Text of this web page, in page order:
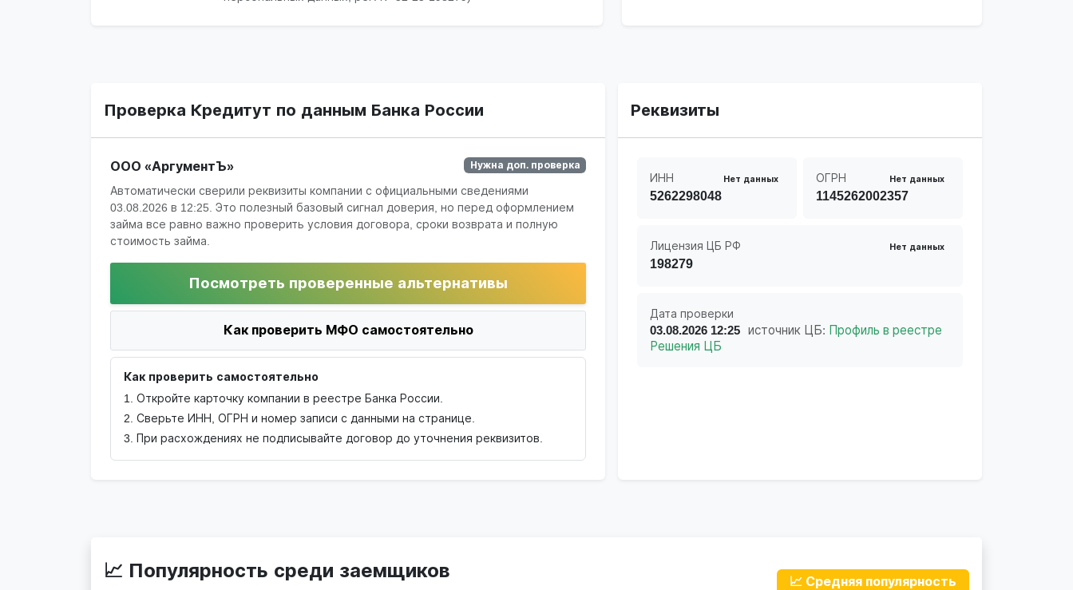
Проверка Кредитут по данным Банка России
ООО «АргументЪ» Нужна доп. проверка
Автоматически сверили реквизиты компании с официальными сведениями
03.08.2026 в 12:25 . Это полезный базовый сигнал доверия, но перед оформлением
займа все равно важно проверить условия договора, сроки возврата и полную
стоимость займа.
Посмотреть проверенные альтернативы
Как проверить МФО самостоятельно
Как проверить самостоятельно
Откройте карточку компании в реестре Банка России.
Сверьте ИНН, ОГРН и номер записи с данными на странице.
При расхождениях не подписывайте договор до уточнения реквизитов.
Реквизиты
ИНН Нет данных
5262298048
ОГРН Нет данных
1145262002357
Лицензия ЦБ РФ Нет данных
198279
Дата проверки
03.08.2026 12:25 источник ЦБ: Профиль в реестре
Решения ЦБ
📈 Популярность среди заемщиков
📈 Средняя популярность